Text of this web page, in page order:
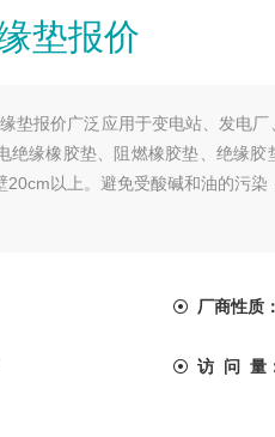
垫报价
垫报价广泛应用于变电站、发电
绝缘橡胶垫、阻燃橡胶垫、绝缘
以上。避免受酸碱和油的污染
厂商性质：
访 问 量